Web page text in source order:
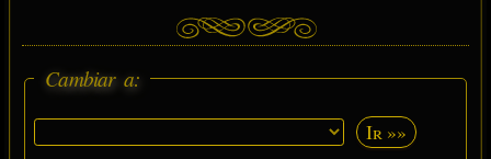
Cambiar a:
Ir »»